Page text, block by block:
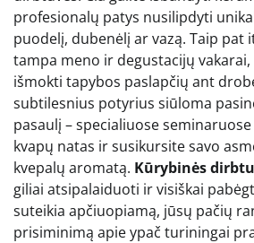
profesionalų patys nusilipdyti
puodelį, dubenėlį ar vazą. Taip pat
tampa meno ir degustacijų
išmokti tapybos paslapčių ant
subtilesnius potyrius siūloma
pasaulį – specialiuose
kvapų natas ir susikursite savo
kvepalų aromatą. Kūrybinės
giliai atsipalaiduoti ir visiškai
suteikia apčiuopiamą, jūsų pačių
prisiminimą apie ypač turiningai